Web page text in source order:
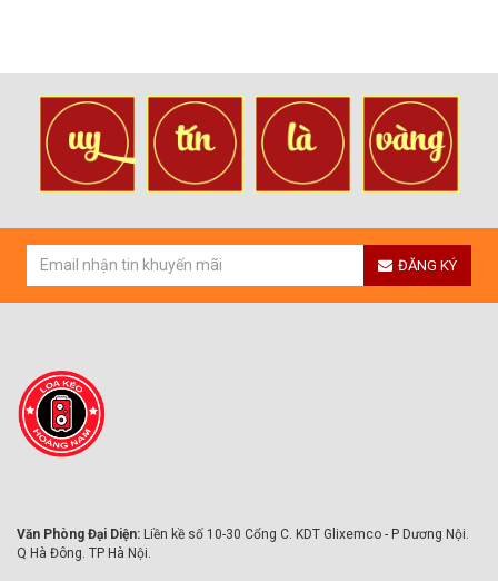
ĐĂNG KÝ
Văn Phòng Đại Diện: Liền kề số 10-30 Cổng C. KDT Glixemco - P Dương Nội.
Q Hà Đông. TP Hà Nội.